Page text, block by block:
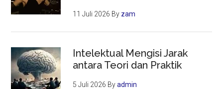
11 Juli 2026 By zam
Intelektual Mengisi Jarak
antara Teori dan Praktik
5 Juli 2026 Byadmin